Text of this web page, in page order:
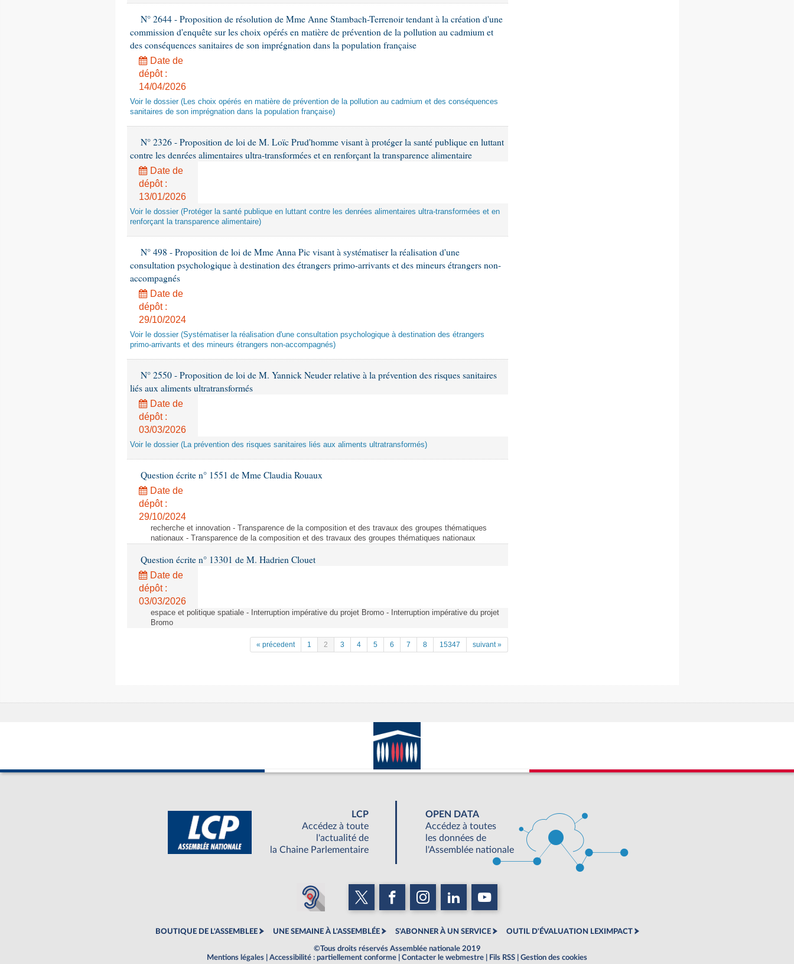
N° 2644 - Proposition de résolution de Mme Anne Stambach-Terrenoir tendant à la création d'une
commission d'enquête sur les choix opérés en matière de prévention de la pollution au cadmium et
des conséquences sanitaires de son imprégnation dans la population française
Date de
dépôt :
14/04/2026
Voir le dossier (Les choix opérés en matière de prévention de la pollution au cadmium et des conséquences
sanitaires de son imprégnation dans la population française)
N° 2326 - Proposition de loi de M. Loïc Prud'homme visant à protéger la santé publique en luttant
contre les denrées alimentaires ultra-transformées et en renforçant la transparence alimentaire
Date de
dépôt :
13/01/2026
Voir le dossier (Protéger la santé publique en luttant contre les denrées alimentaires ultra-transformées et en
renforçant la transparence alimentaire)
N° 498 - Proposition de loi de Mme Anna Pic visant à systématiser la réalisation d'une
consultation psychologique à destination des étrangers primo-arrivants et des mineurs étrangers non-
accompagnés
Date de
dépôt :
29/10/2024
Voir le dossier (Systématiser la réalisation d'une consultation psychologique à destination des étrangers
primo-arrivants et des mineurs étrangers non-accompagnés)
N° 2550 - Proposition de loi de M. Yannick Neuder relative à la prévention des risques sanitaires
liés aux aliments ultratransformés
Date de
dépôt :
03/03/2026
Voir le dossier (La prévention des risques sanitaires liés aux aliments ultratransformés)
Question écrite n° 1551 de Mme Claudia Rouaux
Date de
dépôt :
29/10/2024
recherche et innovation - Transparence de la composition et des travaux des groupes thématiques
nationaux - Transparence de la composition et des travaux des groupes thématiques nationaux
Question écrite n° 13301 de M. Hadrien Clouet
Date de
dépôt :
03/03/2026
espace et politique spatiale - Interruption impérative du projet Bromo - Interruption impérative du projet
Bromo
« précedent 1 2 3 4 5 6 7 8 15347 suivant »
LCP
Accédez à toute
l'actualité de
la Chaine Parlementaire
OPEN DATA
Accédez à toutes
les données de
l'Assemblée nationale
BOUTIQUE DE L'ASSEMBLEE UNE SEMAINE À L'ASSEMBLÉE S'ABONNER À UN SERVICE OUTIL D'ÉVALUATION LEXIMPACT
©Tous droits réservés Assemblée nationale 2019
Mentions légales
Accessibilité : partiellement conforme Contacter le webmestre Fils RSS
Gestion des cookies